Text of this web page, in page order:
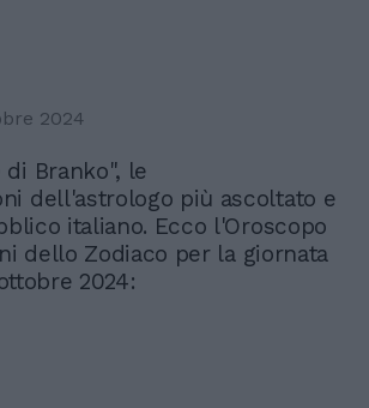
2024
Branko", le
dell'astrologo più ascoltato e
italiano. Ecco l'Oroscopo
dello Zodiaco per la giornata
2024: